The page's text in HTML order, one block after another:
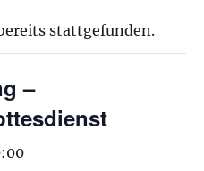
stattgefunden.
–